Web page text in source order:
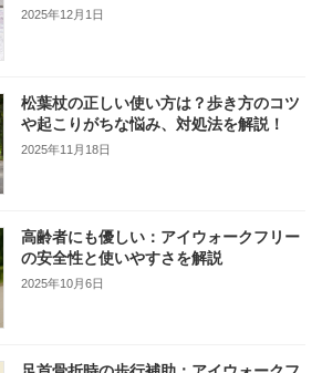
2025年12月1日
松葉杖の正しい使い方は？歩き方のコツ
や起こりがちな悩み、対処法を解説！
2025年11月18日
高齢者にも優しい：アイウォークフリー
の安全性と使いやすさを解説
2025年10月6日